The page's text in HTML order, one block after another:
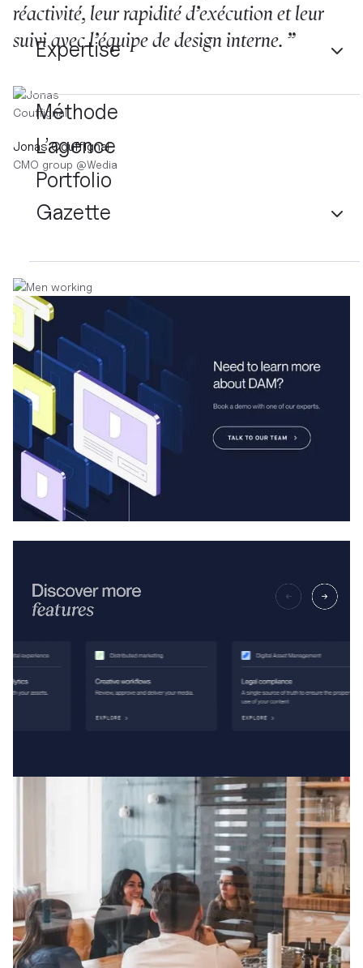
Expertise
Méthode
L’agence
Portfolio
Gazette
réactivité, leur rapidité d’exécution et leur
suivi avec l’équipe de design interne. ”
Jonas Couffignal
CMO group @Wedia